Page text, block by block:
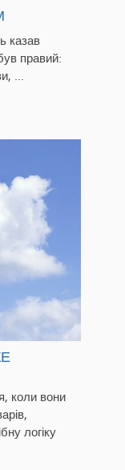
казав
правий:
...
коли вони
логіку